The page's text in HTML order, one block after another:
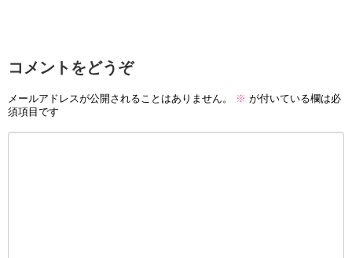
コメントをどうぞ
メールアドレスが公開されることはありません。 ※ が付いている欄は必
須項目です